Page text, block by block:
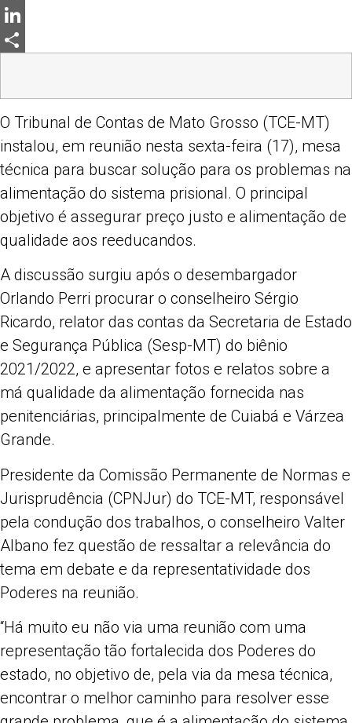
Messenger
LinkedIn
O Tribunal de Contas de Mato Grosso (TCE-MT)
instalou, em reunião nesta sexta-feira (17), mesa
técnica para buscar solução para os problemas na
alimentação do sistema prisional. O principal
objetivo é assegurar preço justo e alimentação de
qualidade aos reeducandos.
A discussão surgiu após o desembargador
Orlando Perri procurar o conselheiro Sérgio
Ricardo, relator das contas da Secretaria de Estado
e Segurança Pública (Sesp-MT) do biênio
2021/2022, e apresentar fotos e relatos sobre a
má qualidade da alimentação fornecida nas
penitenciárias, principalmente de Cuiabá e Várzea
Grande.
Presidente da Comissão Permanente de Normas e
Jurisprudência (CPNJur) do TCE-MT, responsável
pela condução dos trabalhos, o conselheiro Valter
Albano fez questão de ressaltar a relevância do
tema em debate e da representatividade dos
Poderes na reunião.
“Há muito eu não via uma reunião com uma
representação tão fortalecida dos Poderes do
estado, no objetivo de, pela via da mesa técnica,
encontrar o melhor caminho para resolver esse